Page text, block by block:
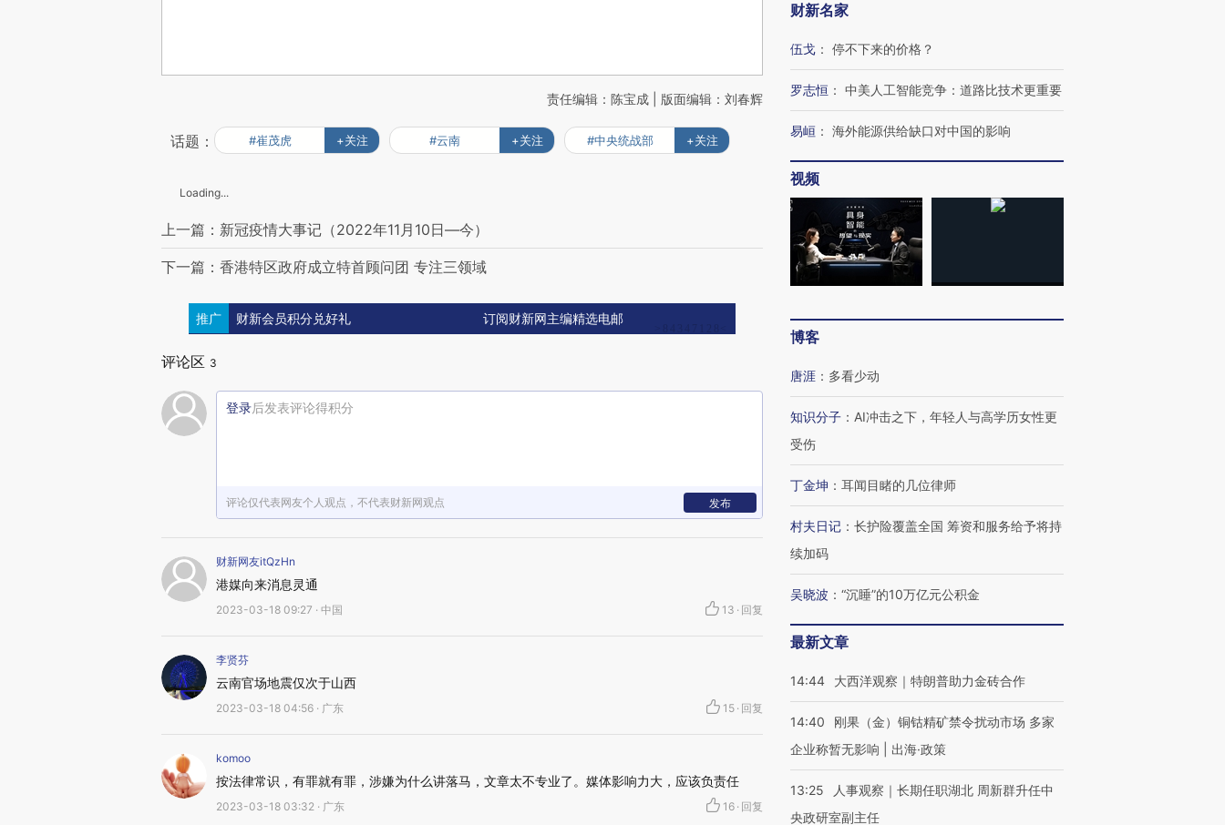
责任编辑：陈宝成 | 版面编辑：刘春辉
话题： #崔茂虎 +关注 #云南 +关注 #中央统战部 +关注
Loading...
上一篇：新冠疫情大事记（2022年11月10日—今）
下一篇：香港特区政府成立特首顾问团 专注三领域
推广 财新会员积分兑好礼 订阅财新网主编精选电邮
评论区 3
登录后发表评论得积分
评论仅代表网友个人观点，不代表财新网观点 发布
财新网友itQzHn
港媒向来消息灵通
2023-03-18 09:27 · 中国 13 · 回复
李贤芬
云南官场地震仅次于山西
2023-03-18 04:56 · 广东 15 · 回复
komoo
按法律常识，有罪就有罪，涉嫌为什么讲落马，文章太不专业了。媒体影响力大，应该负责任
2023-03-18 03:32 · 广东 16 · 回复
财新名家
伍戈 ： 停不下来的价格？
罗志恒 ： 中美人工智能竞争：道路比技术更重要
易峘 ： 海外能源供给缺口对中国的影响
视频
博客
唐涯 ： 多看少动
知识分子 ： AI冲击之下，年轻人与高学历女性更
受伤
丁金坤 ： 耳闻目睹的几位律师
村夫日记 ： 长护险覆盖全国 筹资和服务给予将持
续加码
吴晓波 ： “沉睡”的10万亿元公积金
最新文章
14:44 大西洋观察｜特朗普助力金砖合作
14:40
刚果（金）铜钴精矿禁令扰动市场 多家
企业称暂无影响 | 出海·政策
13:25
人事观察｜长期任职湖北 周新群升任中
央政研室副主任